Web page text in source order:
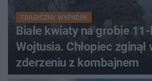
TRAGICZNY WYPADEK
Białe kwiaty na grobie
Wojtusia. Chłopiec zginął
zderzeniu z kombajnem